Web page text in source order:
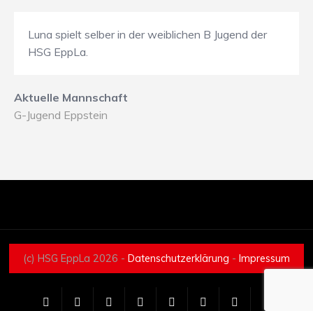
Luna spielt selber in der weiblichen B Jugend der
HSG EppLa.
Aktuelle Mannschaft
G-Jugend Eppstein
(c) HSG EppLa 2026 - Datenschutzerklärung - Impressum